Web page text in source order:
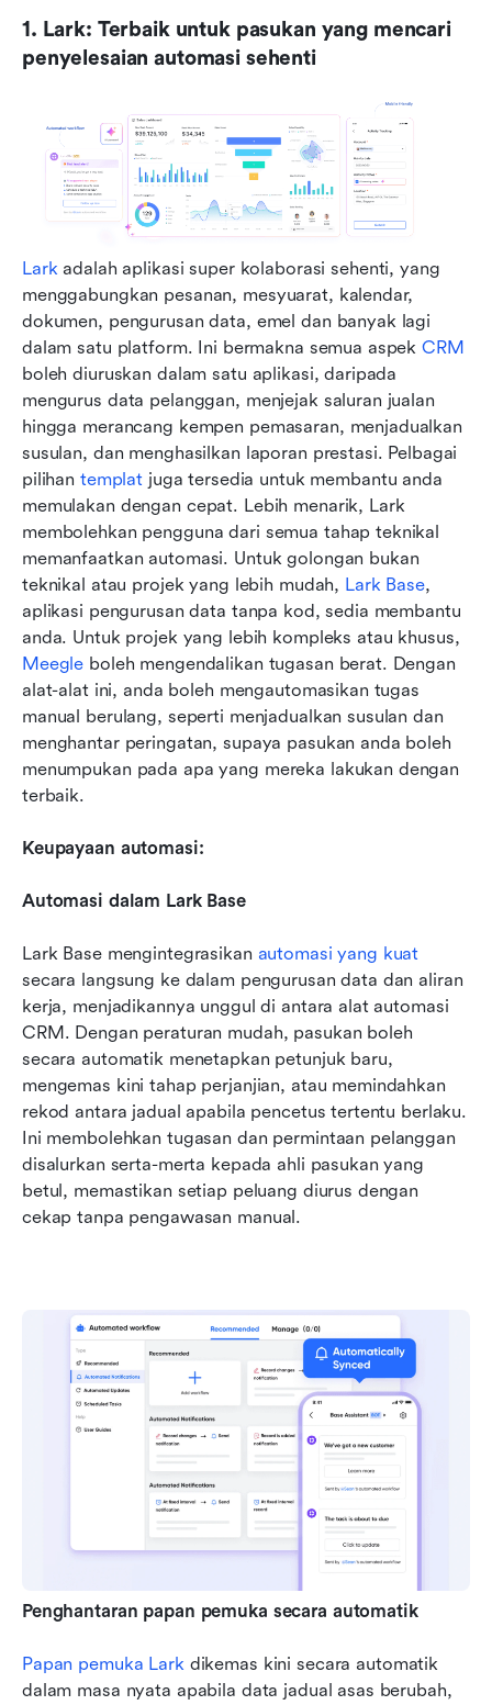
1. Lark: Terbaik untuk pasukan yang mencari
penyelesaian automasi sehenti
Lark adalah aplikasi super kolaborasi sehenti, yang
menggabungkan pesanan, mesyuarat, kalendar,
dokumen, pengurusan data, emel dan banyak lagi
dalam satu platform. Ini bermakna semua aspek CRM
boleh diuruskan dalam satu aplikasi, daripada
mengurus data pelanggan, menjejak saluran jualan
hingga merancang kempen pemasaran, menjadualkan
susulan, dan menghasilkan laporan prestasi. Pelbagai
pilihan templat juga tersedia untuk membantu anda
memulakan dengan cepat. Lebih menarik, Lark
membolehkan pengguna dari semua tahap teknikal
memanfaatkan automasi. Untuk golongan bukan
teknikal atau projek yang lebih mudah, Lark Base,
aplikasi pengurusan data tanpa kod, sedia membantu
Meegle boleh mengendalikan tugasan berat. Dengan
alat-alat ini, anda boleh mengautomasikan tugas
manual berulang, seperti menjadualkan susulan dan
menghantar peringatan, supaya pasukan anda boleh
menumpukan pada apa yang mereka lakukan dengan
terbaik.
Keupayaan automasi:
Automasi dalam Lark Base
Lark Base mengintegrasikan automasi yang kuat
secara langsung ke dalam pengurusan data dan aliran
kerja, menjadikannya unggul di antara alat automasi
CRM. Dengan peraturan mudah, pasukan boleh
secara automatik menetapkan petunjuk baru,
mengemas kini tahap perjanjian, atau memindahkan
rekod antara jadual apabila pencetus tertentu berlaku.
Ini membolehkan tugasan dan permintaan pelanggan
disalurkan serta-merta kepada ahli pasukan yang
betul, memastikan setiap peluang diurus dengan
cekap tanpa pengawasan manual.
Penghantaran papan pemuka secara automatik
Papan pemuka Lark dikemas kini secara automatik
dalam masa nyata apabila data jadual asas berubah,